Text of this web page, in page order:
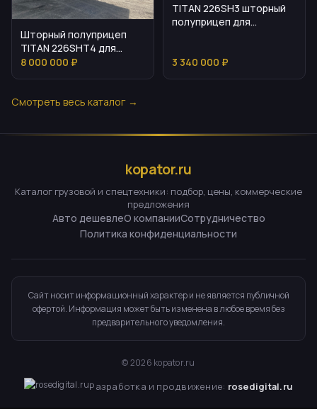
Шторный полуприцеп
TITAN 226SHT4 для
грузовых перевозок
8 000 000 ₽
TITAN 226SH3 шторный
полуприцеп для
3 340 000 ₽
Смотреть весь каталог →
kopator.ru
Каталог грузовой и спецтехники: подбор, цены, коммерческие
предложения
Авто дешевлеО компанииСотрудничество
Политика конфиденциальности
Сайт носит информационный характер и не является публичной
офертой. Информация может быть изменена в любое время без
предварительного уведомления.
©2026 kopator.ru
Разработка и продвижение: rosedigital.ru